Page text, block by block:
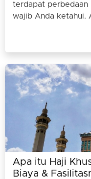
terdapat perbedaan
wajib Anda ketahui.
Apa itu Haji
Biaya &